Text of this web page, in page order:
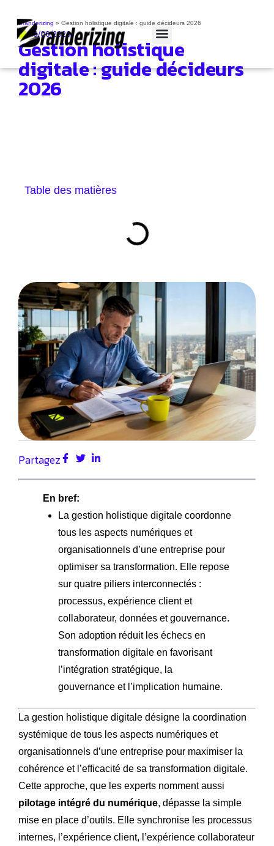
Branderizing » Gestion holistique digitale : guide décideurs 2026
16/06/2026
Gestion holistique
digitale : guide décideurs
2026
Table des matières
Partagez
En bref:
La gestion holistique digitale coordonne
tous les aspects numériques et
organisationnels d’une entreprise pour
optimiser sa transformation. Elle repose
sur quatre piliers interconnectés :
processus, expérience client et
collaborateur, données et gouvernance.
Son adoption réduit les échecs en
transformation digitale en favorisant
l’intégration stratégique, la
gouvernance et l’implication humaine.
La gestion holistique digitale désigne la coordination
systémique de tous les aspects numériques et
organisationnels d’une entreprise pour maximiser la
cohérence et l’efficacité de sa transformation digitale.
Cette approche, que les experts nomment aussi
pilotage intégré du numérique, dépasse la simple
mise en place d’outils. Elle synchronise les processus
internes, l’expérience client, l’expérience collaborateur